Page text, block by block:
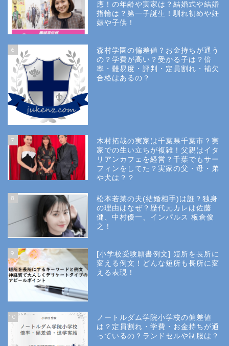
應！の年齢や実家は？結婚式や結婚
指輪は？第一子誕生！馴れ初めや妊
娠や子供！
6
森村学園の偏差値？お金持ちが通う
の？学費が高い？受かる子は？倍
率・難易度・評判・定員割れ・補欠
合格はあるの？
7
木村拓哉の実家は千葉県千葉市？実
家での生い立ちが複雑！父親はイタ
リアンカフェを経営？千葉でもサー
フィンをしてた？実家の父・母・弟
や犬は？？
8
松本若菜の夫(結婚相手)は誰？独身
の理由はなぜ？歴代元カレは佐藤
健、中村優一、インパルス 板倉俊
之！
9
[小学校受験願書例文] 短所を長所に
変える例文！どんな短所も長所に変
える表現！
10
ノートルダム学院小学校の偏差値
は？定員割れ・学費・お金持ちが通
っているの？ランドセルや制服は？
Privacy Policy
小学校受験
所長コラム
説明会や面接の服装